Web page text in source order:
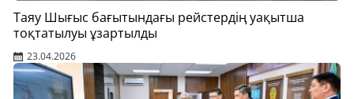
Таяу Шығыс бағытындағы рейстердің уақытша
тоқтатылуы ұзартылды
23.04.2026